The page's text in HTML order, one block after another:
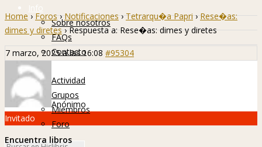
Info
Sobre nosotros
FAQs
Contacto
Hislibreños
Actividad
Grupos
Miembros
Foro
Home › Foros › Notificaciones › Tetrarqu�a Papri › Rese�as:
dimes y diretes › Respuesta a: Rese�as: dimes y diretes
7 marzo, 2025 a las 16:08 #95304
Anónimo
Invitado
Encuentra libros